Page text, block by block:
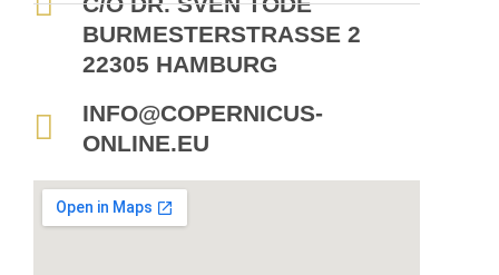
BURMESTERSTRASSE 2
22305 HAMBURG
INFO@COPERNICUS-
ONLINE.EU